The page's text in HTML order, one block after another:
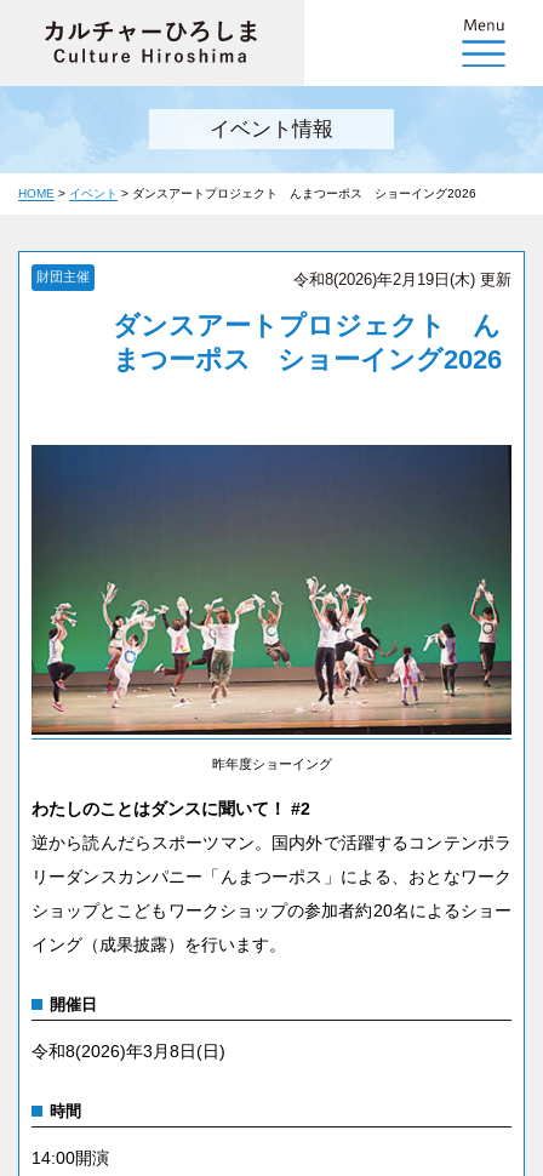
イベント情報
HOME > イベント > ダンスアートプロジェクト んまつーポス ショーイング2026
令和8(2026)年2月19日(木) 更新
財団主催
ダンスアートプロジェクト ん
まつーポス ショーイング2026
昨年度ショーイング
わたしのことはダンスに聞いて！ #2
逆から読んだらスポーツマン。国内外で活躍するコンテンポラ
リーダンスカンパニー「んまつーポス」による、おとなワーク
ショップとこどもワークショップの参加者約20名によるショー
イング（成果披露）を行います。
開催日
令和8(2026)年3月8日(日)
時間
14:00開演